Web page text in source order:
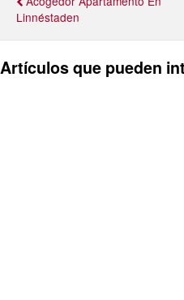
Linnéstaden
Artículos que pueden